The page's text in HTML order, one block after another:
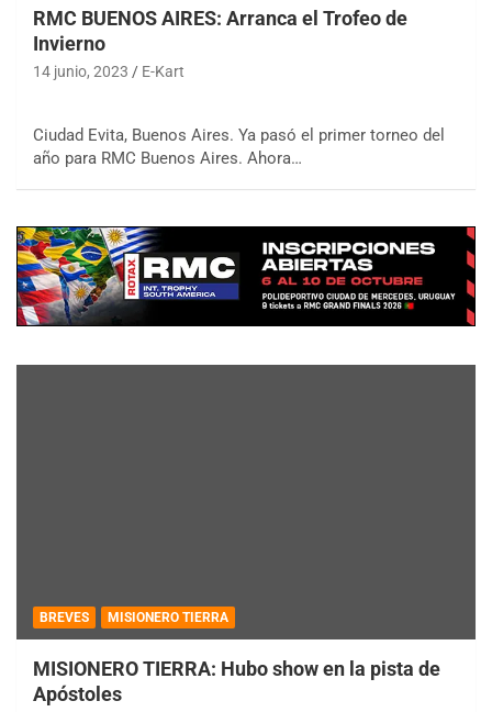
RMC BUENOS AIRES: Arranca el Trofeo de
Invierno
14 junio, 2023 E-Kart
Ciudad Evita, Buenos Aires. Ya pasó el primer torneo del
año para RMC Buenos Aires. Ahora…
BREVES MISIONERO TIERRA
MISIONERO TIERRA: Hubo show en la pista de
Apóstoles